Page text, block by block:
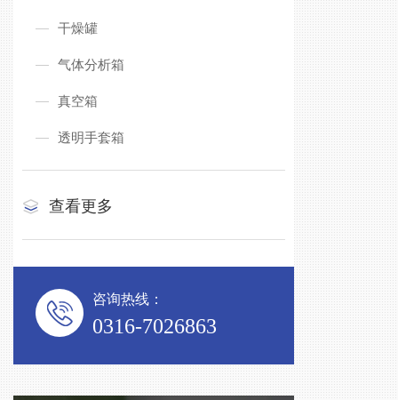
干燥罐
气体分析箱
真空箱
透明手套箱
查看更多
咨询热线：
0316-7026863